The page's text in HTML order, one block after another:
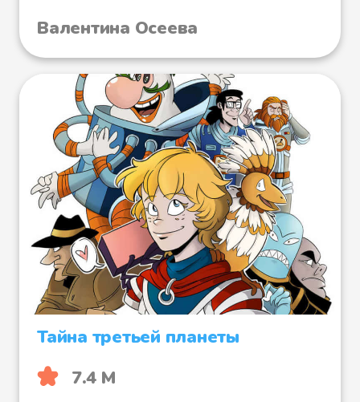
Валентина Осеева
Тайна третьей планеты
7.4 М